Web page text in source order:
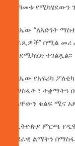
በየዓመቱ የሚካሄደውን
ጉባኤው “ለእድገት
ቀራጺዎች” በሚል መሪ
እንደሚካሄድ ተገልጿል፡፡
ጉባኤው የአፍሪካ
በማስፋት ፣ ተቋማትን
ያላቸውን ቁልፍ ሚና
የኢትዮጵያ ምርጫ
ብሄራዊ ልማትን